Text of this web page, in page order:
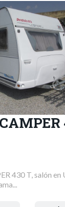
430 T, salón